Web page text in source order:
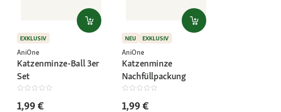
EXKLUSIV
AniOne
Katzenminze-Ball 3er
Set
1,99 €
NEU EXKLUSIV
AniOne
Katzenminze
Nachfüllpackung
1,99 €